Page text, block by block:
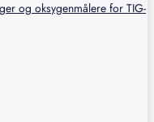
og oksygenmålere for TIG-